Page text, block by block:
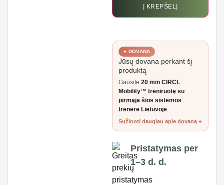
Į KREPŠELĮ
+ DOVANA
Jūsų dovana perkant šį
produktą
Gausite 20 min CIRCL
Mobility™ treniruotę su
pirmąja šios sistemos
trenere Lietuvoje.
Sužinoti daugiau apie dovaną
Pristatymas per
1–3 d. d.